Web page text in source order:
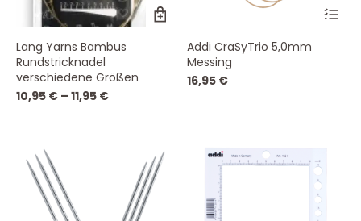
mehrere
Varianten
auf.
Produktseite
Lang Yarns Bambus
Rundstricknadel
verschiedene Größen
10,95 € – 11,95 €
Addi CraSyTrio 5,0mm
Messing
16,95 €